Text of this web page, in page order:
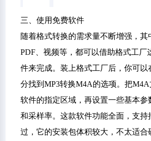
三、使用免费软件
随着格式转换的需求量不断增强，其
PDF、视频等，都可以借助格式工厂
件来完成。装上格式工厂后，你可以
分找到MP3转换M4A的选项。把M4A
软件的指定区域，再设置一些基本参
和采样率。这款软件功能全面，支持
过，它的安装包体积较大，不太适合